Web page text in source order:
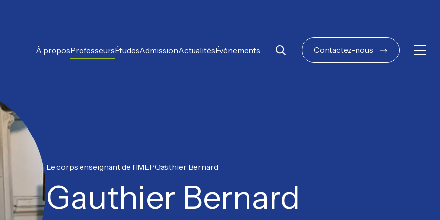
À proposProfesseursÉtudesAdmissionActualitésÉvénements
Rechercher
Contactez-nous
Le corps enseignant de l’IMEPGauthier Bernard
Gauthier Bernard